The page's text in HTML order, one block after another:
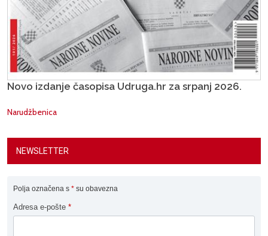
Novo izdanje časopisa Udruga.hr za srpanj 2026.
Narudžbenica
NEWSLETTER
Polja označena s * su obavezna
Adresa e-pošte *